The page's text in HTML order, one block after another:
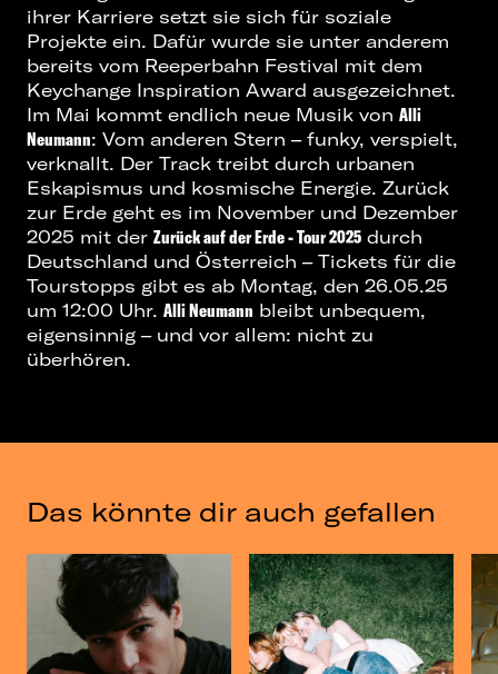
ihrer Karriere setzt sie sich für soziale
Projekte ein. Dafür wurde sie unter anderem
bereits vom Reeperbahn Festival mit dem
Keychange Inspiration Award ausgezeichnet.
Im Mai kommt endlich neue Musik von Alli
Neumann: Vom anderen Stern – funky, verspielt,
verknallt. Der Track treibt durch urbanen
Eskapismus und kosmische Energie. Zurück
zur Erde geht es im November und Dezember
2025 mit der Zurück auf der Erde - Tour 2025 durch
Deutschland und Österreich – Tickets für die
Tourstopps gibt es ab Montag, den 26.05.25
um 12:00 Uhr. Alli Neumann bleibt unbequem,
eigensinnig – und vor allem: nicht zu
überhören.
Das könnte dir auch gefallen